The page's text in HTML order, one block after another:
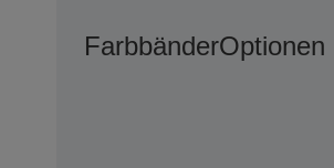
FarbbänderOptionen